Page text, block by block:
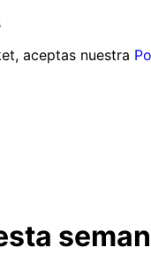
aceptas nuestra
He perdido mi